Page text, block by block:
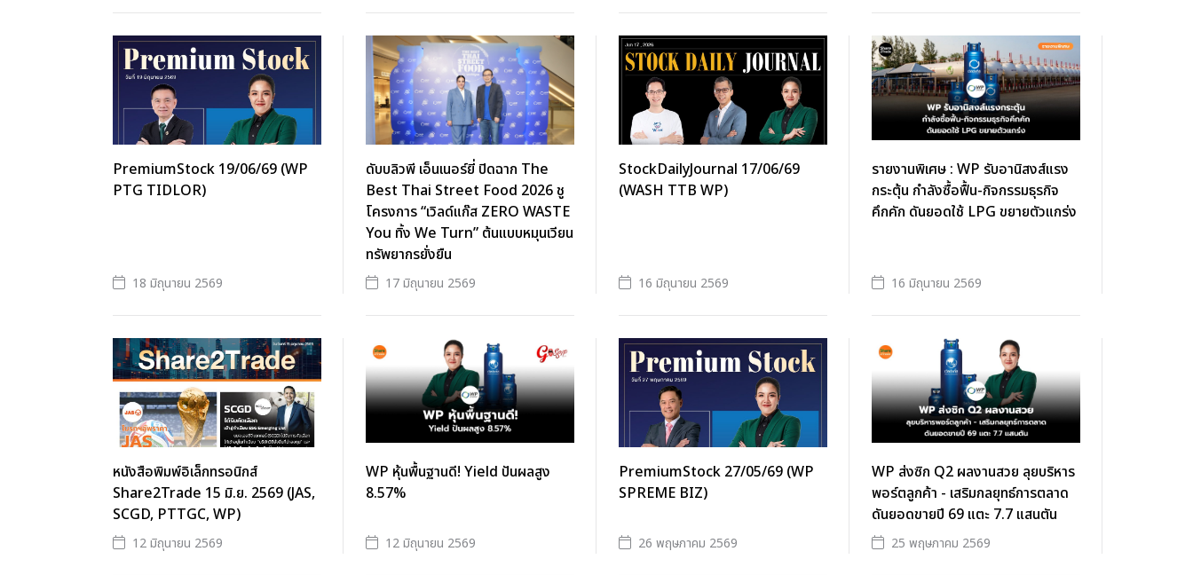
PremiumStock 19/06/69 (WP
PTG TIDLOR)
18 มิถุนายน 2569
ดับบลิวพี เอ็นเนอร์ยี่ ปิดฉาก The
Best Thai Street Food 2026 ชู
โครงการ “เวิลด์แก๊ส ZERO WASTE
You ทิ้ง We Turn” ต้นแบบหมุนเวียน
ทรัพยากรยั่งยืน
17 มิถุนายน 2569
StockDailyJournal 17/06/69
(WASH TTB WP)
16 มิถุนายน 2569
รายงานพิเศษ : WP รับอานิสงส์แรง
กระตุ้น กำลังซื้อฟื้น-กิจกรรมธุรกิจ
คึกคัก ดันยอดใช้ LPG ขยายตัวแกร่ง
16 มิถุนายน 2569
หนังสือพิมพ์อิเล็กทรอนิกส์
Share2Trade 15 มิ.ย. 2569 (JAS,
SCGD, PTTGC, WP)
12 มิถุนายน 2569
WP หุ้นพื้นฐานดี! Yield ปันผลสูง
8.57%
12 มิถุนายน 2569
PremiumStock 27/05/69 (WP
SPREME BIZ)
26 พฤษภาคม 2569
WP ส่งซิก Q2 ผลงานสวย ลุยบริหาร
พอร์ตลูกค้า - เสริมกลยุทธ์การตลาด
ดันยอดขายปี 69 แตะ 7.7 แสนตัน
25 พฤษภาคม 2569